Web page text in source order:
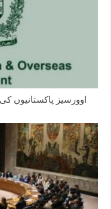
اوورسیز پاکستانیوں